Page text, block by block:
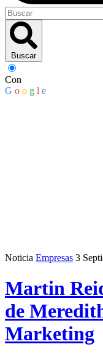
Buscar
Con
G o o g l e
Noticia Empresas 3
Martin
de
Marketing